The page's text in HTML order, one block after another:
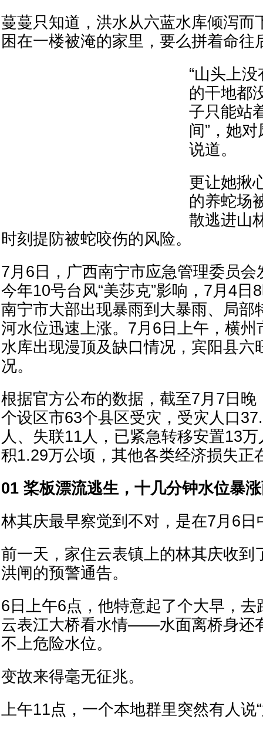
蔓蔓只知道，洪水从六蓝水库倾泻而
困在一楼被淹的家里，要么拼着命往
“山头上
的干地都
子只能站
间”，她
说道。
更让她揪
的养蛇场
散逃进山
时刻提防被蛇咬伤的风险。
7月6日，广西南宁市应急管理委员会
今年10号台风“美莎克”影响，7月4日
南宁市大部出现暴雨到大暴雨、局部
河水位迅速上涨。7月6日上午，横州
水库出现漫顶及缺口情况，宾阳县六
况。
根据官方公布的数据，截至7月7日晚
个设区市63个县区受灾，受灾人口
人、失联11人，已紧急转移安置13
积1.29万公顷，其他各类经济损失正
01 桨板漂流逃生，十几分钟水位暴
林其庆最早察觉到不对，是在7月6日
前一天，家住云表镇上的林其庆收到
洪闸的预警通告。
6日上午6点，他特意起了个大早，去
云表江大桥看水情——水面离桥身还
不上危险水位。
变故来得毫无征兆。
上午11点，一个本地群里突然有人说